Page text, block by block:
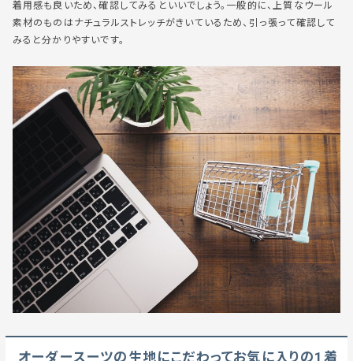
着用感も良いため、確認してみるといいでしょう。一般的に、上質なウール
素材のものはナチュラルストレッチがきいているため、引っ張って確認して
みると分かりやすいです。
オーダースーツの生地にこだわってお気に入りの1着